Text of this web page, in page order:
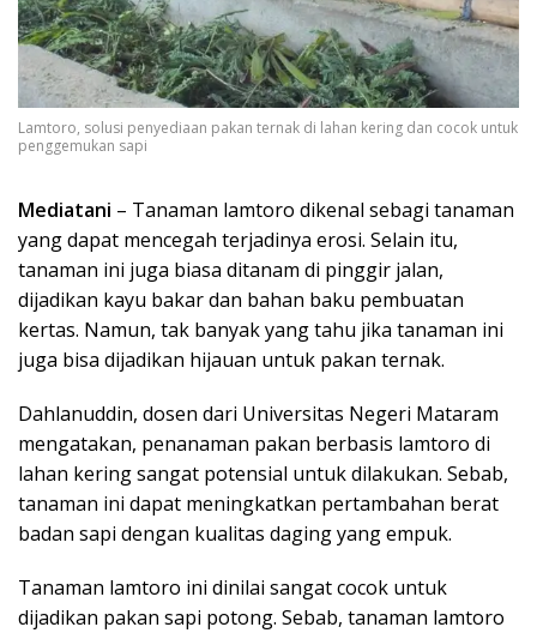
Lamtoro, solusi penyediaan pakan ternak di lahan kering dan cocok untuk
penggemukan sapi
Mediatani – Tanaman lamtoro dikenal sebagi tanaman
yang dapat mencegah terjadinya erosi. Selain itu,
tanaman ini juga biasa ditanam di pinggir jalan,
dijadikan kayu bakar dan bahan baku pembuatan
kertas. Namun, tak banyak yang tahu jika tanaman ini
juga bisa dijadikan hijauan untuk pakan ternak.
Dahlanuddin, dosen dari Universitas Negeri Mataram
mengatakan, penanaman pakan berbasis lamtoro di
lahan kering sangat potensial untuk dilakukan. Sebab,
tanaman ini dapat meningkatkan pertambahan berat
badan sapi dengan kualitas daging yang empuk.
Tanaman lamtoro ini dinilai sangat cocok untuk
dijadikan pakan sapi potong. Sebab, tanaman lamtoro